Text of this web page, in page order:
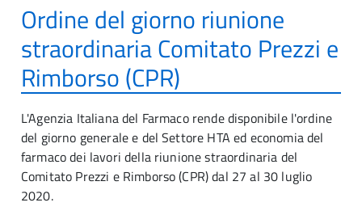
Ordine del giorno riunione
straordinaria Comitato Prezzi e
Rimborso (CPR)
L'Agenzia Italiana del Farmaco rende disponibile l'ordine
del giorno generale e del Settore HTA ed economia del
farmaco dei lavori della riunione straordinaria del
Comitato Prezzi e Rimborso (CPR) dal 27 al 30 luglio
2020.